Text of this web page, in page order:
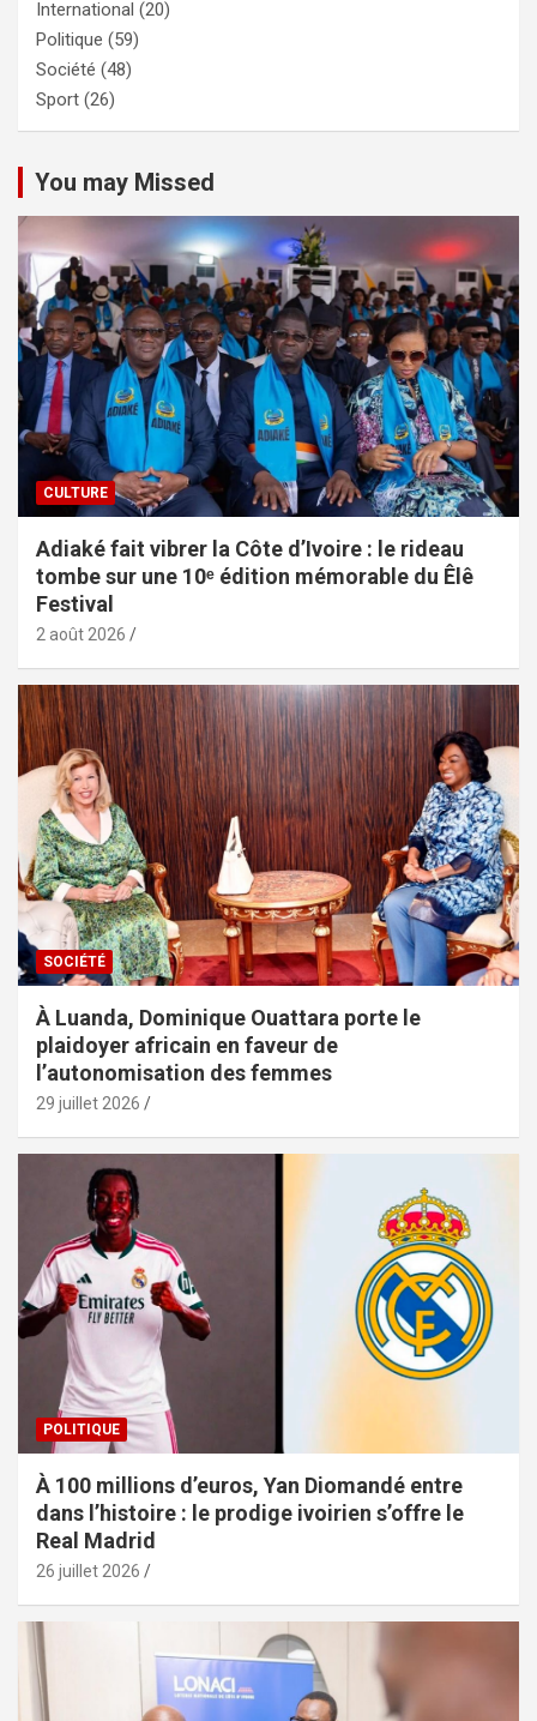
International (20)
Politique (59)
Société (48)
Sport (26)
You may Missed
CULTURE
Adiaké fait vibrer la Côte d’Ivoire : le rideau
tombe sur une 10ᵉ édition mémorable du Êlê
Festival
2 août 2026
SOCIÉTÉ
À Luanda, Dominique Ouattara porte le
plaidoyer africain en faveur de
l’autonomisation des femmes
29 juillet 2026
POLITIQUE
À 100 millions d’euros, Yan Diomandé entre
dans l’histoire : le prodige ivoirien s’offre le
Real Madrid
26 juillet 2026